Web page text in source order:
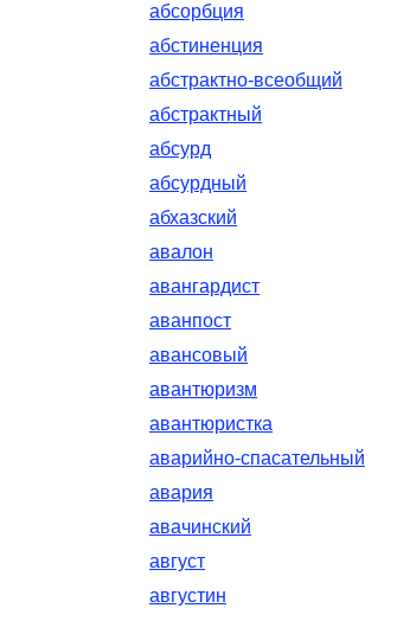
абсорбция
абстиненция
абстрактно-всеобщий
абстрактный
абсурд
абсурдный
абхазский
авалон
авангардист
аванпост
авансовый
авантюризм
авантюристка
аварийно-спасательный
авария
авачинский
август
августин